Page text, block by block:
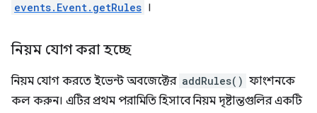
events.Event.getRules ।
নিয়ম যোগ করা হচ্ছে
নিয়ম যোগ করতে ইভেন্ট অবজেক্টের addRules() ফাংশনকে
কল করুন। এটির প্রথম পরামিতি হিসাবে নিয়ম দৃষ্টান্তগুলির একটি